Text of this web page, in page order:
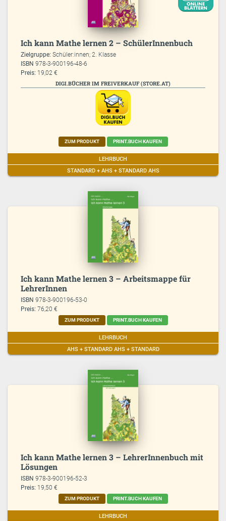
Ich kann Mathe lernen 2 – SchülerInnenbuch
Zielgruppe:Schüler:innen; 2. Klasse
ISBN978-3-900196-48-6
Preis: 19,02 €
DIGI.BÜCHER IM FREIVERKAUF (STORE.AT)
ZUM PRODUKT PRINT.BUCH KAUFEN
LEHRBUCH
STANDARD + AHS + STANDARD AHS
Ich kann Mathe lernen 3 – Arbeitsmappe für
LehrerInnen
ISBN978-3-900196-53-0
Preis: 76,20 €
ZUM PRODUKT PRINT.BUCH KAUFEN
LEHRBUCH
AHS + STANDARD AHS + STANDARD
Ich kann Mathe lernen 3 – LehrerInnenbuch mit
Lösungen
ISBN978-3-900196-52-3
Preis: 19,50 €
ZUM PRODUKT PRINT.BUCH KAUFEN
LEHRBUCH